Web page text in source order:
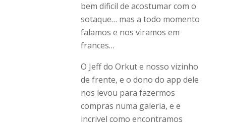
bem dificil de acostumar com o
sotaque… mas a todo momento
falamos e nos viramos em
frances…
O Jeff do Orkut e nosso vizinho
de frente, e o dono do app dele
nos levou para fazermos
compras numa galeria, e e
incrivel como encontramos